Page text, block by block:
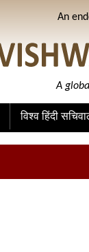
An
A
विश्व हिंदी